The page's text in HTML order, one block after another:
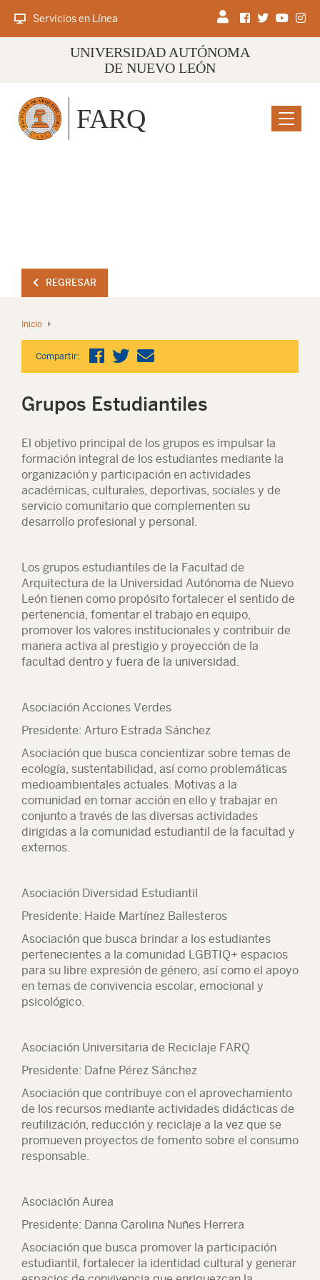
Servicios en Línea
UNIVERSIDAD AUTÓNOMA
DE NUEVO LEÓN
Menu
FARQ
REGRESAR
Inicio
Compartir:
Grupos Estudiantiles
El objetivo principal de los grupos es impulsar la
formación integral de los estudiantes mediante la
organización y participación en actividades
académicas, culturales, deportivas, sociales y de
servicio comunitario que complementen su
desarrollo profesional y personal.
Los grupos estudiantiles de la Facultad de
Arquitectura de la Universidad Autónoma de Nuevo
León tienen como propósito fortalecer el sentido de
pertenencia, fomentar el trabajo en equipo,
promover los valores institucionales y contribuir de
manera activa al prestigio y proyección de la
facultad dentro y fuera de la universidad.
Asociación Acciones Verdes
Presidente: Arturo Estrada Sánchez
Asociación que busca concientizar sobre temas de
ecología, sustentabilidad, así como problemáticas
medioambientales actuales. Motivas a la
comunidad en tomar acción en ello y trabajar en
conjunto a través de las diversas actividades
dirigidas a la comunidad estudiantil de la facultad y
externos.
Asociación Diversidad Estudiantil
Presidente: Haide Martínez Ballesteros
Asociación que busca brindar a los estudiantes
pertenecientes a la comunidad LGBTIQ+ espacios
para su libre expresión de género, así como el apoyo
en temas de convivencia escolar, emocional y
psicológico.
Asociación Universitaria de Reciclaje FARQ
Presidente: Dafne Pérez Sánchez
Asociación que contribuye con el aprovechamiento
de los recursos mediante actividades didácticas de
reutilización, reducción y reciclaje a la vez que se
promueven proyectos de fomento sobre el consumo
responsable.
Asociación Aurea
Presidente: Danna Carolina Nuñes Herrera
Asociación que busca promover la participación
estudiantil, fortalecer la identidad cultural y generar